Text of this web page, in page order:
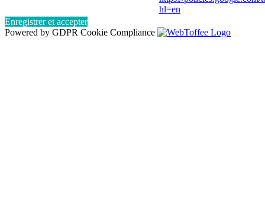
hl=en
Enregistrer et accepter
Powered by GDPR Cookie Compliance